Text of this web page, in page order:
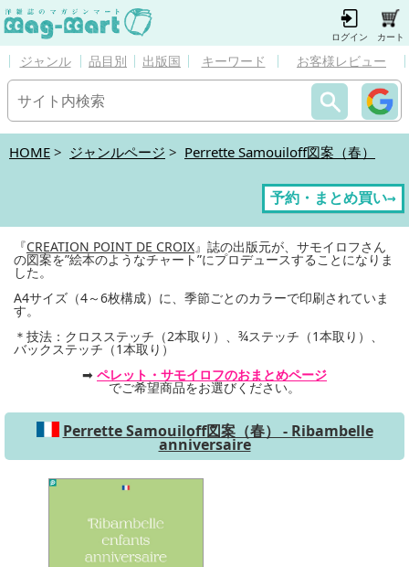
ログイン カート
ジャンル 品目別 出版国 キーワード お客様レビュー
HOME > ジャンルページ > Perrette Samouiloff図案（春）
予約・まとめ買い→
『CREATION POINT DE CROIX』誌の出版元が、サモイロフさん
の図案を”絵本のようなチャート”にプロデュースすることになりま
した。
A4サイズ（4～6枚構成）に、季節ごとのカラーで印刷されていま
す。
＊技法：クロスステッチ（2本取り）、¾ステッチ（1本取り）、
バックステッチ（1本取り）
➡ ペレット・サモイロフのおまとめページ
でご希望商品をお選びください。
Perrette Samouiloff図案（春） - Ribambelle
anniversaire